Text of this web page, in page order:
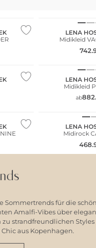
LENA
Midikleid
LENA
Midikleid
ab
LENA
Midirock
Sommertrends für die
Amalfi-Vibes über
strandfreundlichen
aus Kopenhagen.